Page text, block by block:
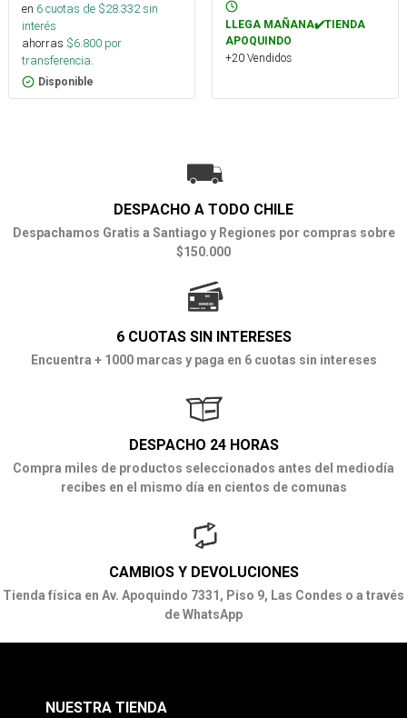
en 6cuotas de $28.332sin
interés
ahorras $6.800 por
transferencia.
Disponible
LLEGA MAÑANA✔️TIENDA
APOQUINDO
+20 Vendidos
DESPACHO A TODO CHILE
Despachamos Gratis a Santiago y Regiones por compras sobre
$150.000
6 CUOTAS SIN INTERESES
Encuentra + 1000 marcas y paga en 6 cuotas sin intereses
DESPACHO 24 HORAS
Compra miles de productos seleccionados antes del mediodía
recibes en el mismo día en cientos de comunas
CAMBIOS Y DEVOLUCIONES
Tienda física en Av. Apoquindo 7331, Piso 9, Las Condes o a través
de WhatsApp
NUESTRA TIENDA